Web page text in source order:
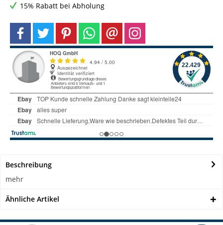
15% Rabatt bei Abholung
Beschreibung
mehr
Ähnliche Artikel